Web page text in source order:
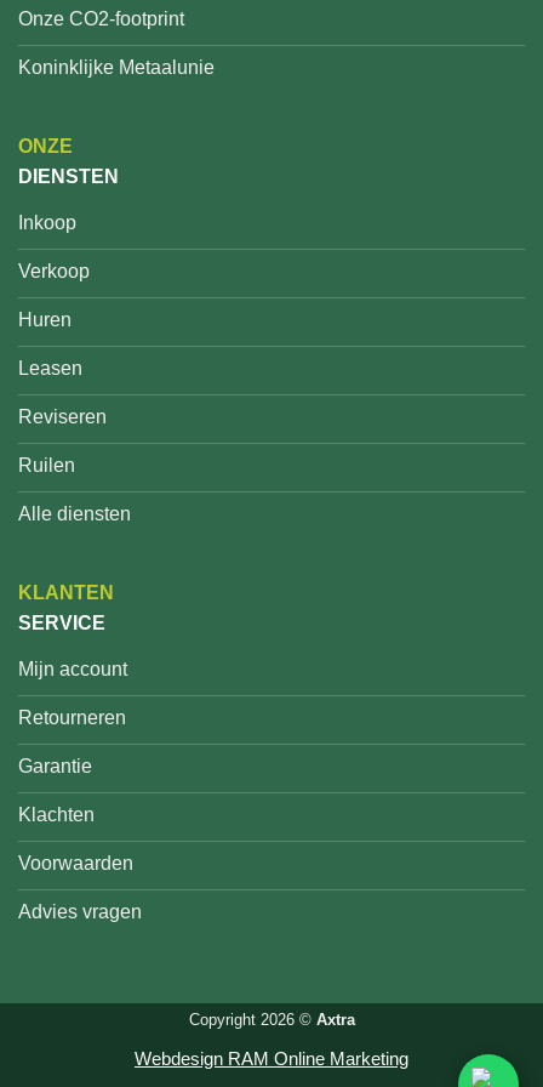
Onze CO2-footprint
Koninklijke Metaalunie
ONZE
DIENSTEN
Inkoop
Verkoop
Huren
Leasen
Reviseren
Ruilen
Alle diensten
KLANTEN
SERVICE
Mijn account
Retourneren
Garantie
Klachten
Voorwaarden
Advies vragen
Copyright 2026 © Axtra
Webdesign RAM Online Marketing